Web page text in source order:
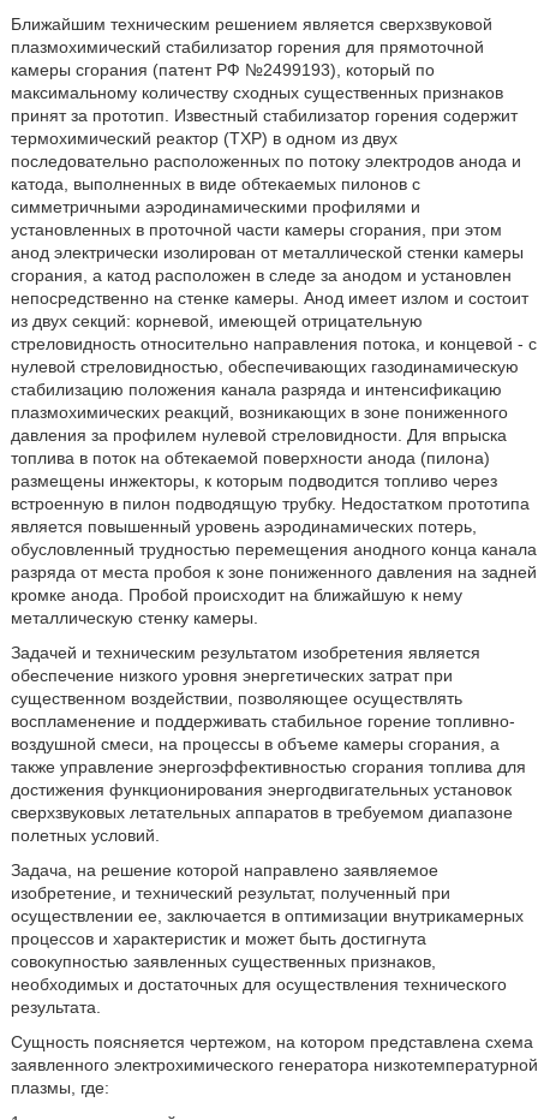
Ближайшим техническим решением является сверхзвуковой
плазмохимический стабилизатор горения для прямоточной
камеры сгорания (патент РФ №2499193), который по
максимальному количеству сходных существенных признаков
принят за прототип. Известный стабилизатор горения содержит
термохимический реактор (ТХР) в одном из двух
последовательно расположенных по потоку электродов анода и
катода, выполненных в виде обтекаемых пилонов с
симметричными аэродинамическими профилями и
установленных в проточной части камеры сгорания, при этом
анод электрически изолирован от металлической стенки камеры
сгорания, а катод расположен в следе за анодом и установлен
непосредственно на стенке камеры. Анод имеет излом и состоит
из двух секций: корневой, имеющей отрицательную
стреловидность относительно направления потока, и концевой - с
нулевой стреловидностью, обеспечивающих газодинамическую
стабилизацию положения канала разряда и интенсификацию
плазмохимических реакций, возникающих в зоне пониженного
давления за профилем нулевой стреловидности. Для впрыска
топлива в поток на обтекаемой поверхности анода (пилона)
размещены инжекторы, к которым подводится топливо через
встроенную в пилон подводящую трубку. Недостатком прототипа
является повышенный уровень аэродинамических потерь,
обусловленный трудностью перемещения анодного конца канала
разряда от места пробоя к зоне пониженного давления на задней
кромке анода. Пробой происходит на ближайшую к нему
металлическую стенку камеры.
Задачей и техническим результатом изобретения является
обеспечение низкого уровня энергетических затрат при
существенном воздействии, позволяющее осуществлять
воспламенение и поддерживать стабильное горение топливно-
воздушной смеси, на процессы в объеме камеры сгорания, а
также управление энергоэффективностью сгорания топлива для
достижения функционирования энергодвигательных установок
сверхзвуковых летательных аппаратов в требуемом диапазоне
полетных условий.
Задача, на решение которой направлено заявляемое
изобретение, и технический результат, полученный при
осуществлении ее, заключается в оптимизации внутрикамерных
процессов и характеристик и может быть достигнута
совокупностью заявленных существенных признаков,
необходимых и достаточных для осуществления технического
результата.
Сущность поясняется чертежом, на котором представлена схема
заявленного электрохимического генератора низкотемпературной
плазмы, где: